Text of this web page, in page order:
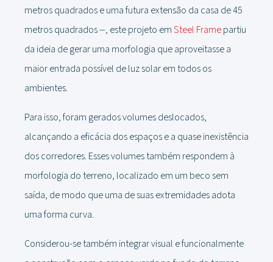
metros quadrados e uma futura extensão da casa de 45
metros quadrados ⏤, este projeto emSteel Framepartiu
da ideia de gerar uma morfologia que aproveitasse a
maior entrada possível de luz solar em todos os
ambientes.
Para isso, foram gerados volumes deslocados,
alcançando a eficácia dos espaços e a quase inexistência
dos corredores. Esses volumes também respondem à
morfologia do terreno, localizado em um beco sem
saída, de modo que uma de suas extremidades adota
uma forma curva.
Considerou-se também integrar visual e funcionalmente